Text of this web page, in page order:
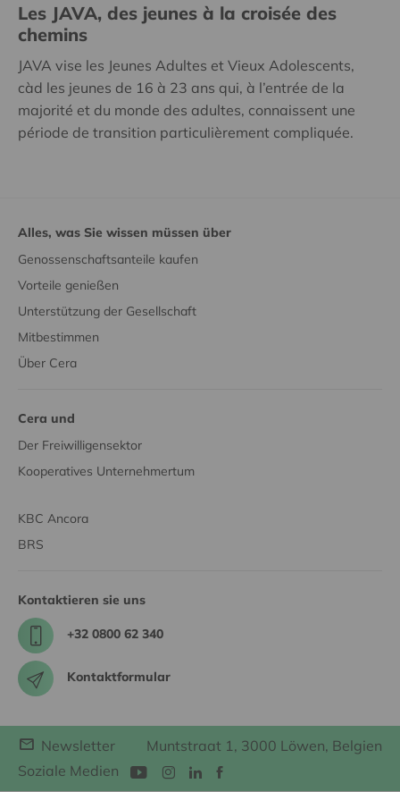
Les JAVA, des jeunes à la croisée des
chemins
JAVA vise les Jeunes Adultes et Vieux Adolescents,
càd les jeunes de 16 à 23 ans qui, à l’entrée de la
majorité et du monde des adultes, connaissent une
période de transition particulièrement compliquée.
Alles, was Sie wissen müssen über
Genossenschaftsanteile kaufen
Vorteile genießen
Unterstützung der Gesellschaft
Mitbestimmen
Über Cera
Cera und
Der Freiwilligensektor
Kooperatives Unternehmertum
KBC Ancora
BRS
Kontaktieren sie uns
+32 0800 62 340
Kontaktformular
Newsletter
Muntstraat 1, 3000 Löwen, Belgien
Soziale Medien